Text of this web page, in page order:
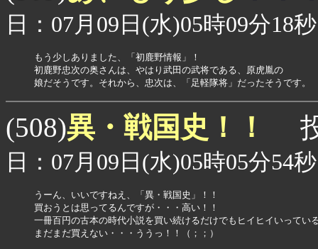
日：07月09日(水)05時09分18秒
もう少しありました、「初鹿野情報」！
初鹿野忠次の奥さんは、やはり武田の武将である、原虎胤の
娘だそうです。それから、忠次は、「足軽隊将」だったそうです。
(508)異・戦国史！！
日：07月09日(水)05時05分54秒
うーん、いいですねえ、「異・戦国史」！！
買おうとは思ってるんですが・・・高い！！
一冊百円の古本の時代小説を買い続けるだけでもヒイヒイいってい
まだまだ買えない・・・ううっ！！（；；）